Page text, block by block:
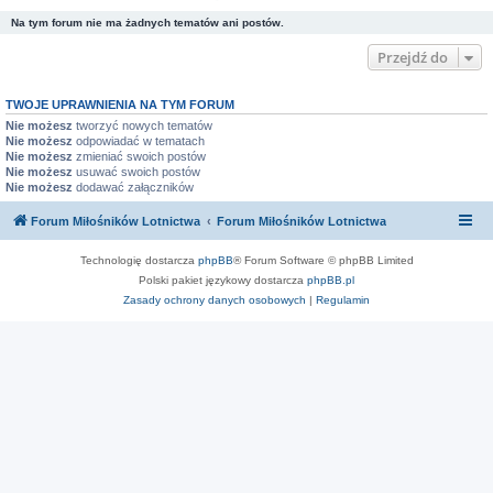
Na tym forum nie ma żadnych tematów ani postów.
Przejdź do
TWOJE UPRAWNIENIA NA TYM FORUM
Nie możesz tworzyć nowych tematów
Nie możesz odpowiadać w tematach
Nie możesz zmieniać swoich postów
Nie możesz usuwać swoich postów
Nie możesz dodawać załączników
Forum Miłośników Lotnictwa Forum Miłośników Lotnictwa
Technologię dostarcza phpBB® Forum Software © phpBB Limited
Polski pakiet językowy dostarcza phpBB.pl
Zasady ochrony danych osobowych | Regulamin